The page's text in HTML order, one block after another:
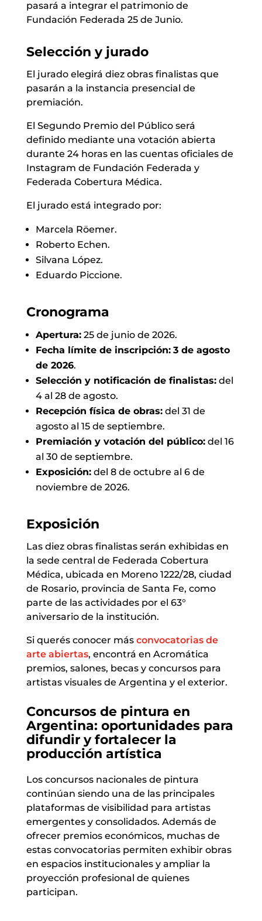
pasará a integrar el patrimonio de
Fundación Federada 25 de Junio.
Selección y jurado
El jurado elegirá diez obras finalistas que
pasarán a la instancia presencial de
premiación.
El Segundo Premio del Público será
definido mediante una votación abierta
durante 24 horas en las cuentas oficiales de
Instagram de Fundación Federada y
Federada Cobertura Médica.
El jurado está integrado por:
Marcela Röemer.
Roberto Echen.
Silvana López.
Eduardo Piccione.
Cronograma
Apertura:25 de junio de 2026.
Fecha límite de inscripción: 3 de agosto
de 2026.
Selección y notificación de finalistas:del
4 al 28 de agosto.
Recepción física de obras:del 31 de
agosto al 15 de septiembre.
Premiación y votación del público:del 16
al 30 de septiembre.
Exposición:del 8 de octubre al 6 de
noviembre de 2026.
Exposición
Las diez obras finalistas serán exhibidas en
la sede central de Federada Cobertura
Médica, ubicada en Moreno 1222/28, ciudad
de Rosario, provincia de Santa Fe, como
parte de las actividades por el 63°
aniversario de la institución.
Si querés conocer más convocatorias de
arte abiertas, encontrá en Acromática
premios, salones, becas y concursos para
artistas visuales de Argentina y el exterior.
Concursos de pintura en
Argentina: oportunidades para
difundir y fortalecer la
producción artística
Los concursos nacionales de pintura
continúan siendo una de las principales
plataformas de visibilidad para artistas
emergentes y consolidados. Además de
ofrecer premios económicos, muchas de
estas convocatorias permiten exhibir obras
en espacios institucionales y ampliar la
proyección profesional de quienes
participan.